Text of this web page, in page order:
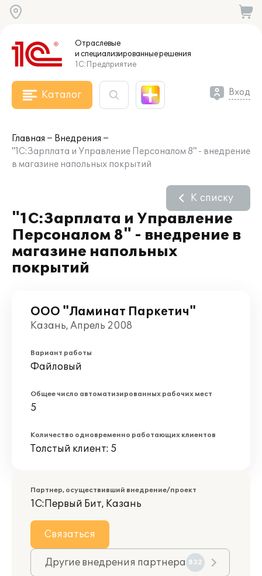
Отраслевые
и специализированныерешения
1С:Предприятие
Каталог Вход
Главная
Внедрения
"1С:Зарплата и Управление Персоналом 8" - внедрение
в магазине напольных покрытий
"1С:Зарплата и Управление
Персоналом 8" - внедрение в
магазине напольных
покрытий
К списку
ООО "Ламинат Паркетич"
Казань, Апрель 2008
Вариант работы
Файловый
Общее число автоматизированных рабочих мест
5
Количество одновременно работающих клиентов
Толстый клиент: 5
Партнер, осуществивший внедрение/проект
1С:Первый Бит, Казань
Связаться
Другие внедрения партнера 832